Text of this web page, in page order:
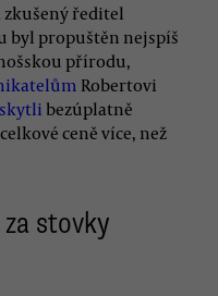
zkušený ředitel
byl propuštěn nejspíš
přírodu,
Robertovi
bezúplatně
ceně více, než
stovky